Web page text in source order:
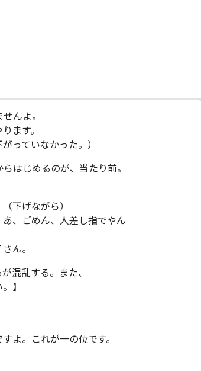
んよ。
ます。
っていなかった。）
はじめるのが、当たり前。
下げながら）
、ごめん、人差し指でやん
ん。
混乱する。また、
】
よ。これが一の位です。